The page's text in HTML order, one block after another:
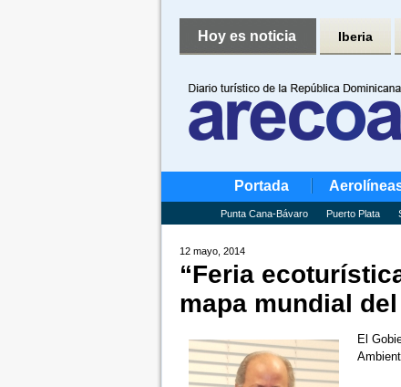
Hoy es noticia Iberia
Portada
Punta Cana-Bávaro Puerto Plata
12 mayo, 2014
“Feria
mapa mundial
El